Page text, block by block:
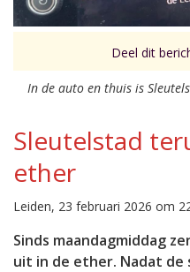
Deel dit
In de auto en thuis is
Sleutelstad
ether
Leiden, 23 februari 2026 om
Sinds maandagmiddag
uit in de ether. Nadat